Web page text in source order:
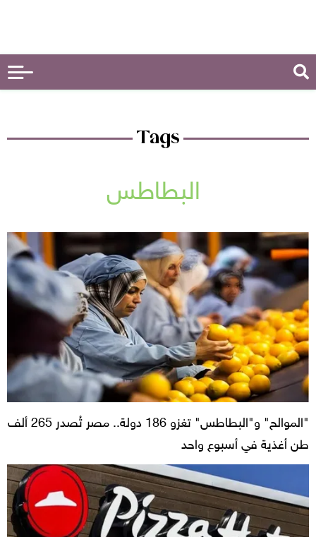
Tags
البطاطس
"الموالح" و"البطاطس" تغزو 186 دولة.. مصر تُصدر 265 ألف
طن أغذية في أسبوع واحد